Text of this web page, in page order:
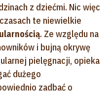
z dziećmi. Nic więc
te niewielkie
. Ze względu na
i bujną okrywę
pielęgnacji, opieka
dużego
zadbać o